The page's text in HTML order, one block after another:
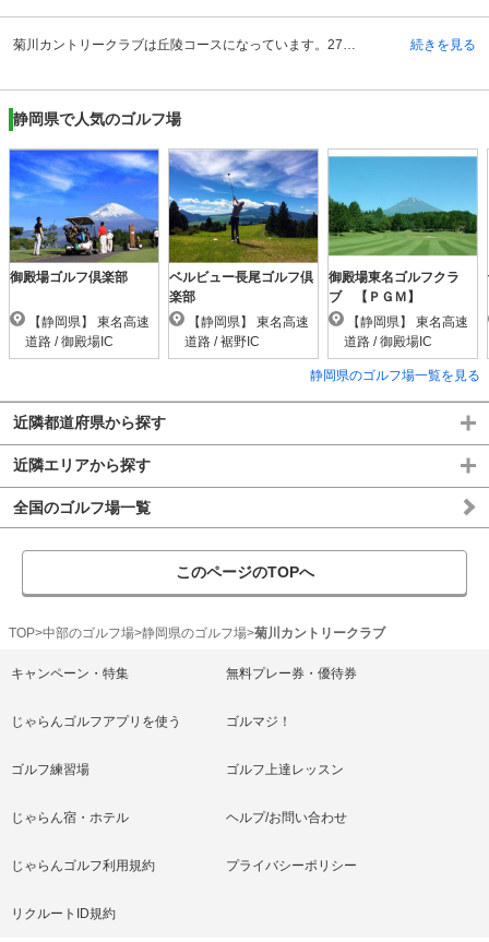
菊川カントリークラブは丘陵コースになっています。27万坪の土地にゆったりと18ホールがレイアウトされているチャンピオンコースです。設計者は安田幸吉氏。ホールは全体的にフラットですが、適度なアンジュレーションがあり、プレーヤーを飽きさせません。フェアウェイが広いため、OBの数は非常に少なくなるでしょう。その反面、グリーンは広めに作られているので、ショットよりもアプローチの方が重要になるコースです。また、名物ホールは3番のショートホールです。グリーンの目前に池があり、その周りにはバンカーもあるため、ショットの正確性が求められます。ワンオンを狙いたいところですが、一つ間違えば池かバンカーという、マインドを試されるようなコースです。 続きを見る
静岡県で人気のゴルフ場
御殿場ゴルフ倶楽部
道路 / 御殿場IC
ベルビュー長尾ゴルフ倶
楽部
道路 / 裾野IC
御殿場東名ゴルフクラ
ブ 【ＰＧＭ】
道路 / 御殿場IC
静岡県のゴルフ場一覧を見る
近隣都道府県から探す
近隣エリアから探す
全国のゴルフ場一覧
このページのTOPへ
TOP 中部のゴルフ場 静岡県のゴルフ場 菊川カントリークラブ
キャンペーン・特集 無料プレー券・優待券
じゃらんゴルフアプリを使う ゴルマジ！
ゴルフ練習場 ゴルフ上達レッスン
じゃらん宿・ホテル ヘルプ/お問い合わせ
じゃらんゴルフ利用規約 プライバシーポリシー
リクルートID規約